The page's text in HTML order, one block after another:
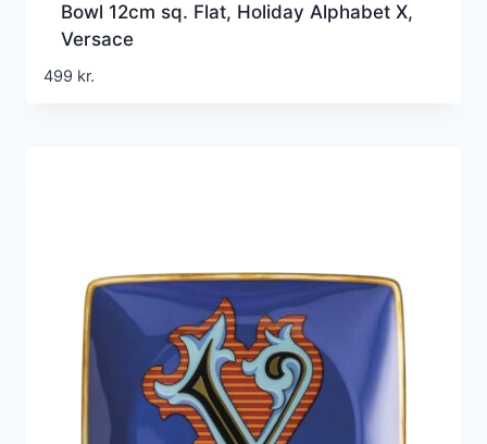
Bowl 12cm sq. Flat, Holiday Alphabet X,
Versace
499 kr.